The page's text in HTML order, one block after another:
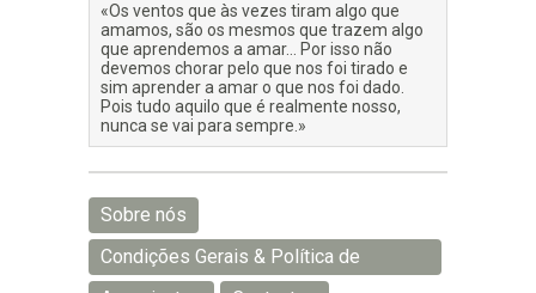
«Os ventos que às vezes tiram algo que
amamos, são os mesmos que trazem algo
que aprendemos a amar… Por isso não
devemos chorar pelo que nos foi tirado e
sim aprender a amar o que nos foi dado.
Pois tudo aquilo que é realmente nosso,
nunca se vai para sempre.»
Sobre nós
Condições Gerais & Política de